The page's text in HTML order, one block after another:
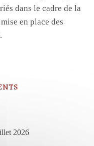
dans le cadre de la
en place des
2026